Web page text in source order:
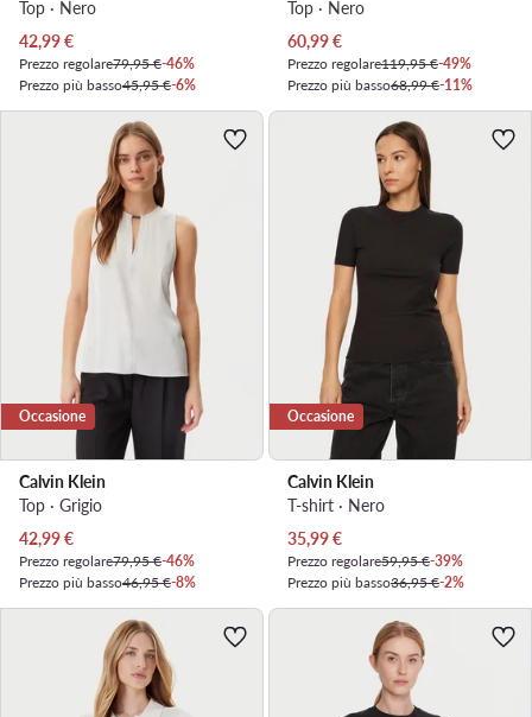
Top · Nero
Prezzo attuale
42,99€
Prezzo regolare79,95 €-46%
Prezzo più basso45,95 €-6%
Top · Nero
Prezzo attuale
60,99€
Prezzo regolare119,95 €-49%
Prezzo più basso68,99 €-11%
Occasione
Calvin Klein
Top · Grigio
Prezzo attuale
42,99€
Prezzo regolare79,95 €-46%
Prezzo più basso46,95 €-8%
Occasione
Calvin Klein
T-shirt · Nero
Prezzo attuale
35,99€
Prezzo regolare59,95 €-39%
Prezzo più basso36,95 €-2%